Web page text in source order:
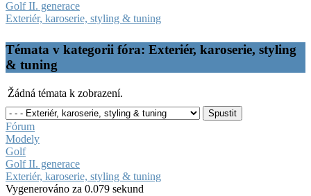
Golf II. generace
Exteriér, karoserie, styling & tuning
Témata v kategorii fóra: Exteriér, karoserie, styling
& tuning
Žádná témata k zobrazení.
Fórum
Modely
Golf
Golf II. generace
Exteriér, karoserie, styling & tuning
Vygenerováno za 0.079 sekund